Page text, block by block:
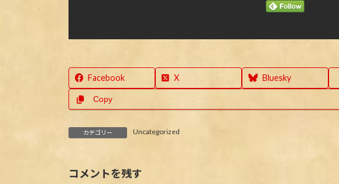
Facebook X Bluesky
Copy
カテゴリー Uncategorized
コメントを残す